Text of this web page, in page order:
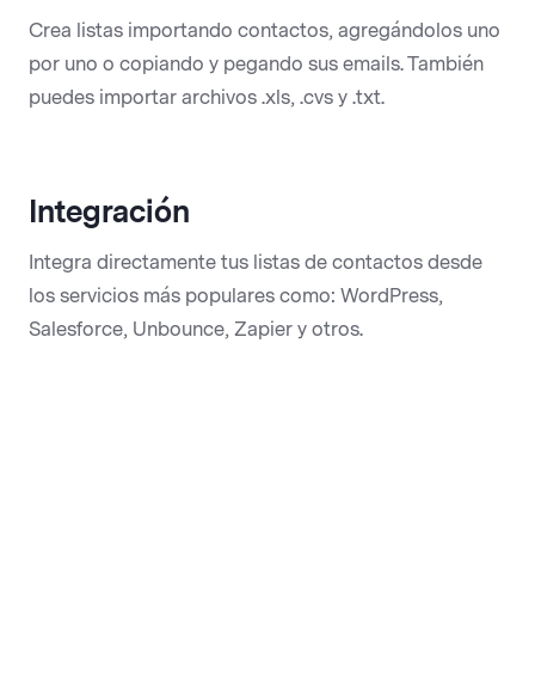
Crea listas importando contactos, agregándolos uno
por uno o copiando y pegando sus emails. También
puedes importar archivos .xls, .cvs y .txt.
Integración
Integra directamente tus listas de contactos desde
los servicios más populares como: WordPress,
Salesforce, Unbounce, Zapier y otros.